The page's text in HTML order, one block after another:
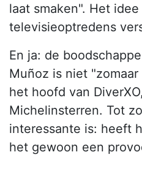
laat smaken". Het
televisieoptredens
En ja: de
Muñoz is niet
het hoofd van
Michelinsterren. Tot
interessante is: heeft
het gewoon een